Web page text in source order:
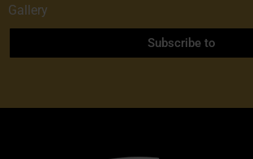
Gallery
Subscribe to